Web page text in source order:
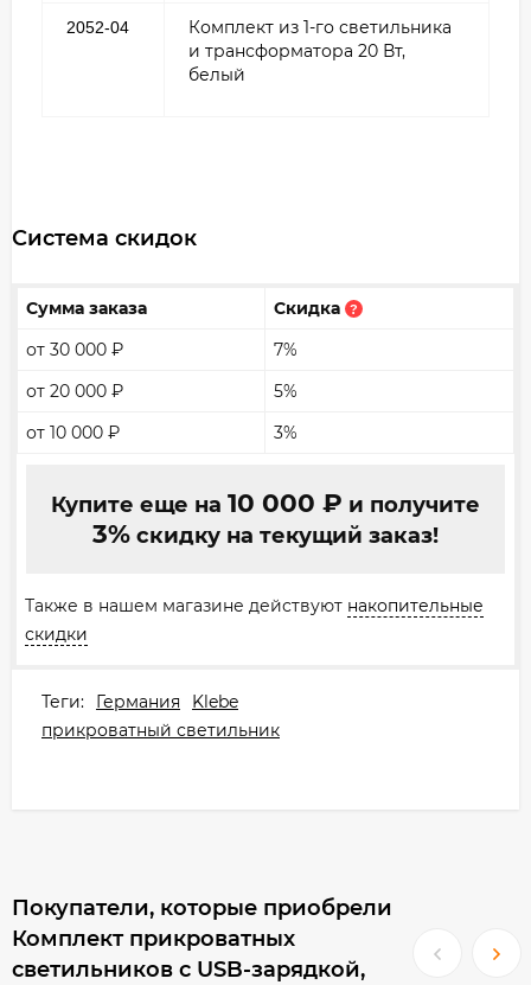
2052-04
Комплект из 1-го светильника
и трансформатора 20 Вт,
белый
Система скидок
Сумма заказа Скидка ?
от 30 000 ₽
7%
от 20 000 ₽
5%
от 10 000 ₽ 3%
Купите еще на 10 000 ₽ и получите
3%скидку на текущий заказ!
Также в нашем магазине действуют накопительные
скидки
Теги: Германия
Klebe
прикроватный светильник
Покупатели, которые приобрели
Комплект прикроватных
светильников с USB-зарядкой,